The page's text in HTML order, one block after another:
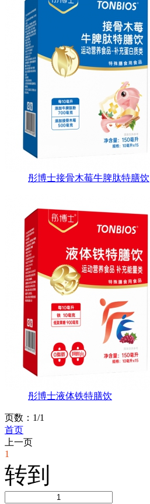
彤博士接骨木莓牛脾肽特膳饮
彤博士液体铁特膳饮
页数：1/1
首页
上一页
1
转到